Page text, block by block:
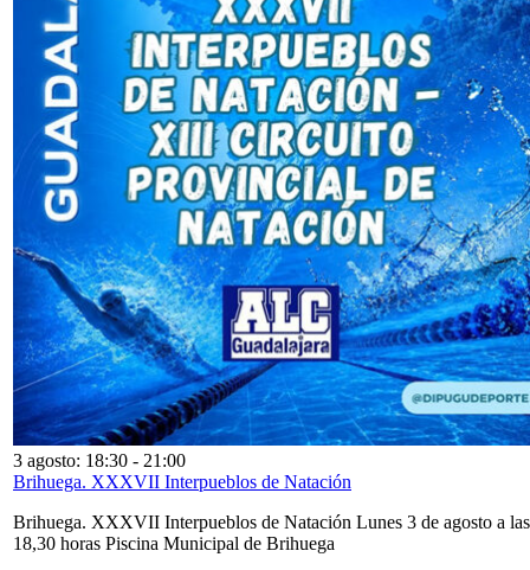
3 agosto: 18:30 - 21:00
Brihuega. XXXVII Interpueblos de Natación
Brihuega. XXXVII Interpueblos de Natación Lunes 3 de agosto a las
18,30 horas Piscina Municipal de Brihuega